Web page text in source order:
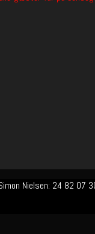
Nielsen: 24 82 07